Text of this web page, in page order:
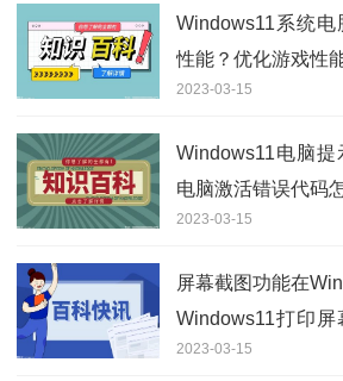
Windows11系统
性能？优化游戏性
2023-03-15
Windows11电脑
电脑激活错误代码
2023-03-15
屏幕截图功能在
Windows11打印
解决方法
2023-03-15